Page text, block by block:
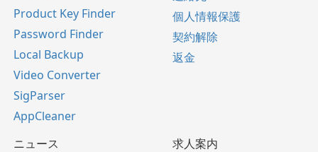
Product Key Finder
Password Finder
Local Backup
Video Converter
SigParser
AppCleaner
個人情報保護
契約解除
返金
ニュース
求人案内